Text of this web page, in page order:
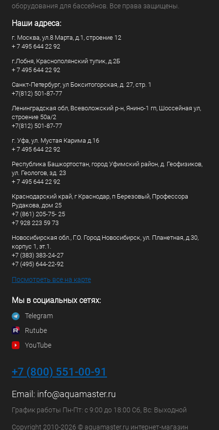
оборудования для бассейнов. Все права защищены.
Наши адреса:
г. Москва, ул.8 Марта, д.1, строение 12
+ 7 495 644 22 92
г.Лобня, Краснополянский тупик, д.2Б
+ 7 495 644 22 92
Санкт-Петербург, ул Бокситогорская, д. 27, стр. 1
+7(812) 501-87-77
Ленинградская обл, Всеволожский р-н, Янино-1 гп, Шоссейная ул,
строение 50а/2
+7(812) 501-87-77
г. Уфа, ул. Мустая Карима д.16
+ 7 495 644 22 92
Республика Башкортостан, город Уфимский район, д. Геофизиков,
ул. Геологов, зд. 23
+ 7 495 644 22 92
Краснодарский край, г Краснодар, п Березовый, Профессора
Рудакова, дом 25
+7 (861) 205-75- 25
+7 928 223 59 73
Новосибирская обл., Г.О. Город Новосибирск, ул. Планетная, д.30,
корпус 1, эт.1.
+7 (383) 383-24-27
+7 (495) 644-22-92
Посмотреть все на карте
Мы в социальных сетях:
Telegram
Rutube
YouTube
+7 (800) 551-00-91
Email: info@aquamaster.ru
График работы Пн-Пт: с 9:00 до 18:00 Сб, Вс: Выходной
Copyright 2010-2026 © aquamaster.ru интернет-магазин